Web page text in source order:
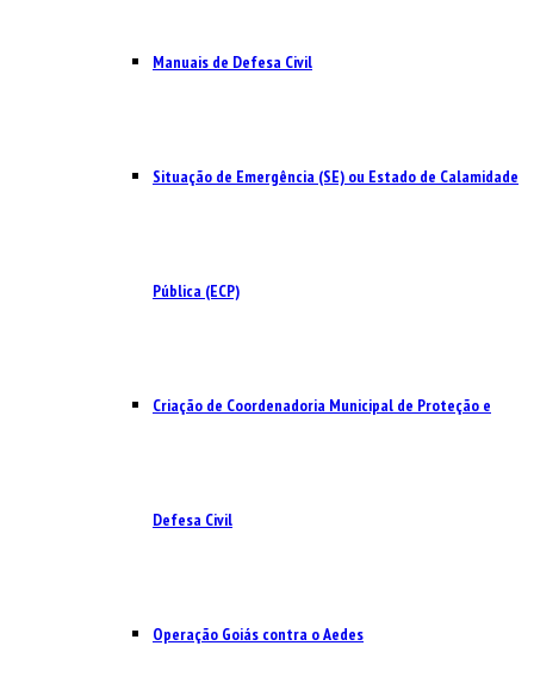
Manuais de Defesa Civil
Situação de Emergência (SE) ou Estado de Calamidade
Pública (ECP)
Criação de Coordenadoria Municipal de Proteção e
Defesa Civil
Operação Goiás contra o Aedes